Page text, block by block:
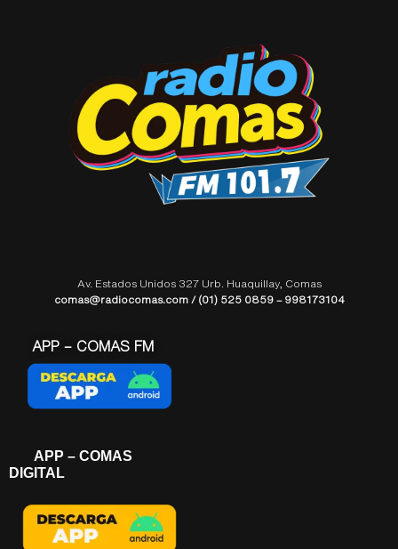
Av. Estados Unidos 327 Urb. Huaquillay, Comas
comas@radiocomas.com / (01) 525 0859 – 998173104
APP – COMAS FM
APP – COMAS
DIGITAL